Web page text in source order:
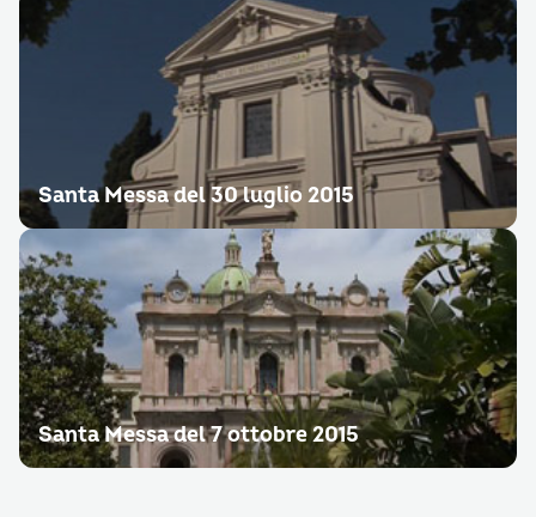
Santa Messa del 30 luglio 2015
Santa Messa del 7 ottobre 2015